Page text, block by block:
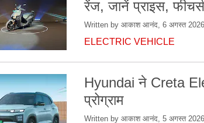
रेंज, जानें प्राइस, फीचर्स
Written by आकाश आनंद, 6 अगस्त 2026
ELECTRIC VEHICLE
Hyundai ने Creta
प्रोग्राम
Written by आकाश आनंद, 5 अगस्त 2026